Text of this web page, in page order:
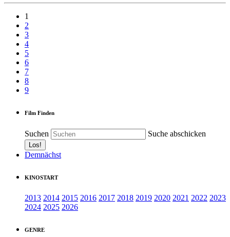
1
2
3
4
5
6
7
8
9
Film Finden
Suchen Suche abschicken
Demnächst
KINOSTART
2013 2014 2015 2016 2017 2018 2019 2020 2021 2022 2023
2024 2025 2026
GENRE